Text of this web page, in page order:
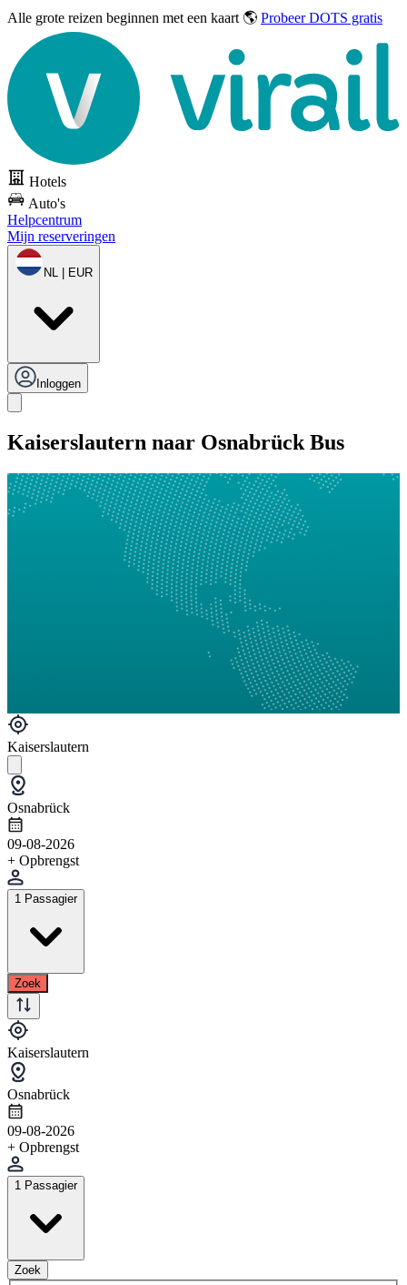
Alle grote reizen beginnen met een kaart 🌎 Probeer DOTS gratis
Hotels
Auto's
Helpcentrum
Mijn reserveringen
NL | EUR
Inloggen
Kaiserslautern naar Osnabrück Bus
Kaiserslautern
Osnabrück
09-08-2026
+ Opbrengst
1 Passagier
Zoek
Kaiserslautern
Osnabrück
09-08-2026
+ Opbrengst
1 Passagier
Zoek